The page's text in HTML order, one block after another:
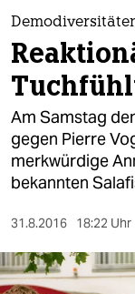
themen
politik
öko
gesellschaft
kultur
sport
berlin
Am Samstag
gegen Pierre
merkwürdige
bekannten
31.8.2016 18:22 Uhr